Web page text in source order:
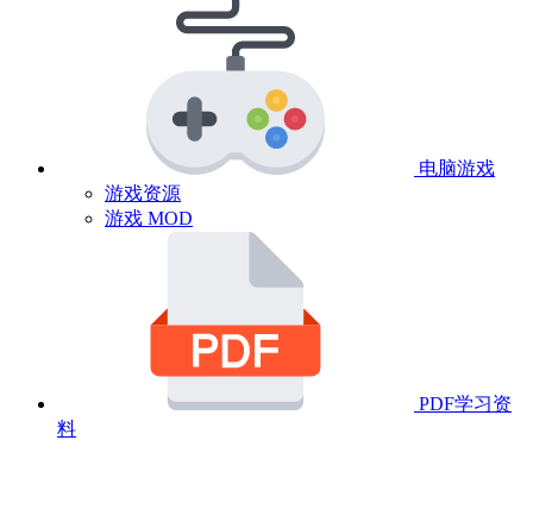
电脑游戏
游戏资源
游戏 MOD
PDF学习资
料